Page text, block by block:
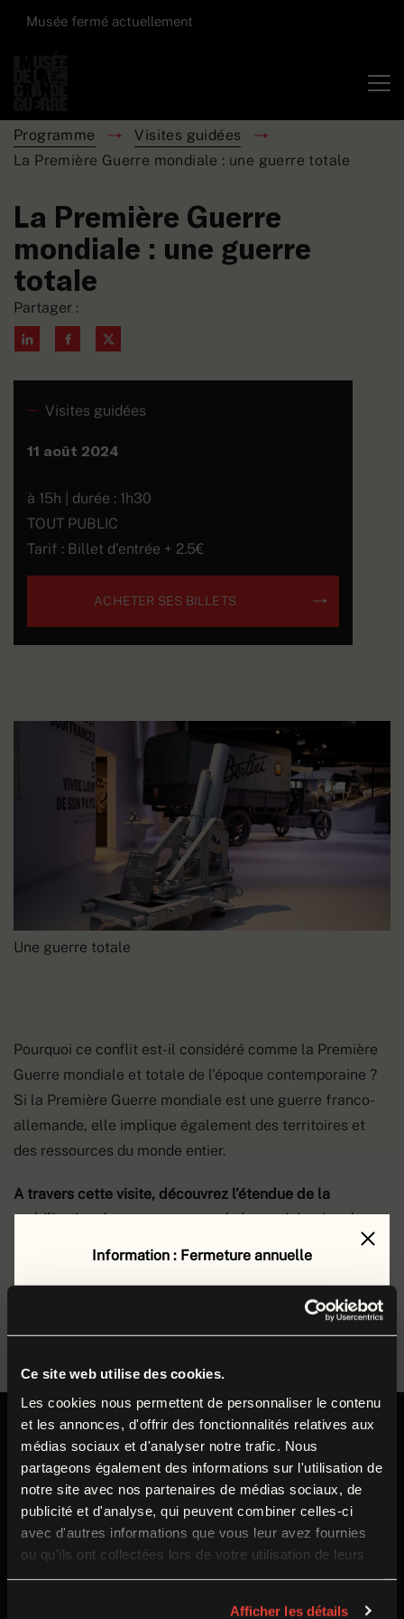
Ce site web utilise des cookies.
Les cookies nous permettent de personnaliser le contenu
et les annonces, d'offrir des fonctionnalités relatives aux
médias sociaux et d'analyser notre trafic. Nous
partageons également des informations sur l'utilisation de
notre site avec nos partenaires de médias sociaux, de
publicité et d'analyse, qui peuvent combiner celles-ci
avec d'autres informations que vous leur avez fournies
ou qu'ils ont collectées lors de votre utilisation de leurs
services.
Afficher les détails
Information : Fermeture annuelle
Le musée de la Grande Guerre est fermé au public
lundi 17 août au vendredi 4 septembre 2026
Durant cette période, nos équipes préparent la
rentrée et poursuivent leurs missions autour des
collections et du musée.
Nous vous donnons rendez-vous dès lesamedi 5
septembrepour la réouverture à l’occasion du
Week-end de Reconstitution historique 1914-1918
Temporary Closure
Musée fermé actuellement
Partager :
Visites guidées
11 août 2024
à 15h | durée : 1h30
TOUT PUBLIC
Tarif : Billet d'entrée + 2.5€
ACHETER SES BILLETS
Programme
Visites guidées
La Première Guerre mondiale : une guerre totale
La Première Guerre
mondiale : une guerre
totale
Une guerre totale
Pourquoi ce conflit est-il considéré comme la Première
Guerre mondiale et totale de l’époque contemporaine ?
Si la Première Guerre mondiale est une guerre franco-
allemande, elle implique également des territoires et
des ressources du monde entier.
À travers cette visite, découvrez l’étendue de la
mobilisation des ressources et de la participation des
Informations pratiques
Ouvert tous les jours
de 9h30 à 18h
Fermé le mardi